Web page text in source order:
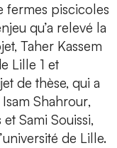
fermes piscicoles
qu’a relevé la
Taher Kassem
Lille 1 et
de thèse, qui a
Isam Shahrour,
et Sami Souissi,
de Lille.